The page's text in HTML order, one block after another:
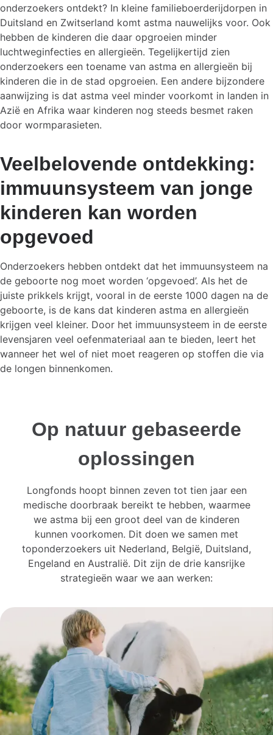
onderzoekers ontdekt? In kleine familieboerderijdorpen in
Duitsland en Zwitserland komt astma nauwelijks voor. Ook
hebben de kinderen die daar opgroeien minder
luchtweginfecties en allergieën. Tegelijkertijd zien
onderzoekers een toename van astma en allergieën bij
kinderen die in de stad opgroeien. Een andere bijzondere
aanwijzing is dat astma veel minder voorkomt in landen in
Azië en Afrika waar kinderen nog steeds besmet raken
door wormparasieten.
Veelbelovende ontdekking:
immuunsysteem van jonge
kinderen kan worden
opgevoed
Onderzoekers hebben ontdekt dat het immuunsysteem na
de geboorte nog moet worden ‘opgevoed’. Als het de
juiste prikkels krijgt, vooral in de eerste 1000 dagen na de
geboorte, is de kans dat kinderen astma en allergieën
krijgen veel kleiner. Door het immuunsysteem in de eerste
levensjaren veel oefenmateriaal aan te bieden, leert het
wanneer het wel of niet moet reageren op stoffen die via
de longen binnenkomen.
Op natuur gebaseerde
oplossingen
Longfonds hoopt binnen zeven tot tien jaar een
medische doorbraak bereikt te hebben, waarmee
we astma bij een groot deel van de kinderen
kunnen voorkomen. Dit doen we samen met
toponderzoekers uit Nederland, België, Duitsland,
Engeland en Australië. Dit zijn de drie kansrijke
strategieën waar we aan werken: